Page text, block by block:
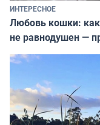
ИНТЕРЕСНОЕ
Любовь кошки:
не равнодушен —